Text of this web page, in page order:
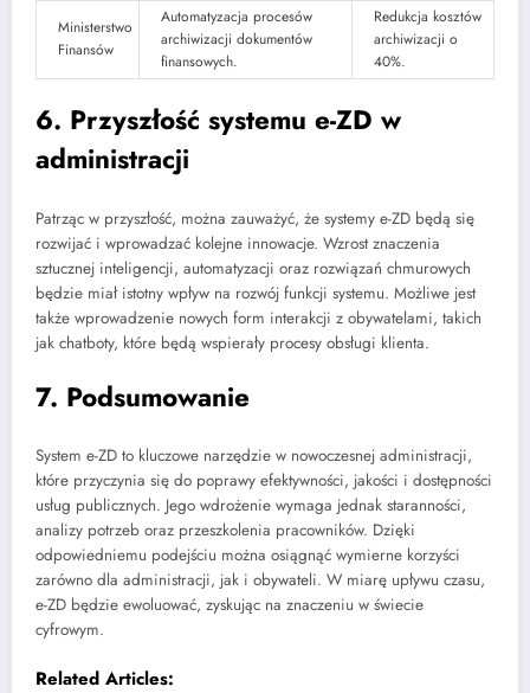
Ministerstwo
Finansów
Automatyzacja procesów
archiwizacji dokumentów
finansowych.
Redukcja kosztów
archiwizacji o
40%.
6. Przyszłość systemu e-ZD w
administracji
Patrząc w przyszłość, można zauważyć, że systemy e-ZD będą się
rozwijać i wprowadzać kolejne innowacje. Wzrost znaczenia
sztucznej inteligencji, automatyzacji oraz rozwiązań chmurowych
będzie miał istotny wpływ na rozwój funkcji systemu. Możliwe jest
także wprowadzenie nowych form interakcji z obywatelami, takich
jak chatboty, które będą wspierały procesy obsługi klienta.
7. Podsumowanie
System e-ZD to kluczowe narzędzie w nowoczesnej administracji,
które przyczynia się do poprawy efektywności, jakości i dostępności
usług publicznych. Jego wdrożenie wymaga jednak staranności,
analizy potrzeb oraz przeszkolenia pracowników. Dzięki
odpowiedniemu podejściu można osiągnąć wymierne korzyści
zarówno dla administracji, jak i obywateli. W miarę upływu czasu,
e-ZD będzie ewoluować, zyskując na znaczeniu w świecie
cyfrowym.
Related Articles: